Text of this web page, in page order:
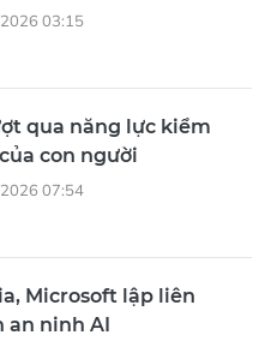
03:15
qua năng lực kiểm
con người
07:54
Microsoft lập liên
an ninh AI